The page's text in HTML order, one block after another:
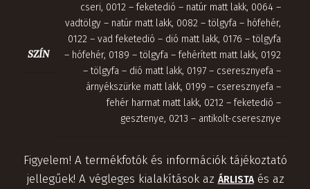
SZÍN
cseri, 0012 – feketedió – natúr matt lakk, 0064 –
vadtölgy – natúr matt lakk, 0082 – tölgyfa – hófehér,
0122 – vad feketedió – dió matt lakk, 0176 – tölgyfa
– hófehér, 0189 – tölgyfa – fehérített matt lakk, 0192
– tölgyfa – dió matt lakk, 0197 – cseresznyefa –
árnyékszürke matt lakk, 0199 – cseresznyefa –
fehér harmat matt lakk, 0212 – feketedió –
gesztenye, 0213 – antikolt-cseresznye
Figyelem! A termékfotók és információk tájékoztató
jellegűek! A végleges kialakítások az ÁRLISTAés az